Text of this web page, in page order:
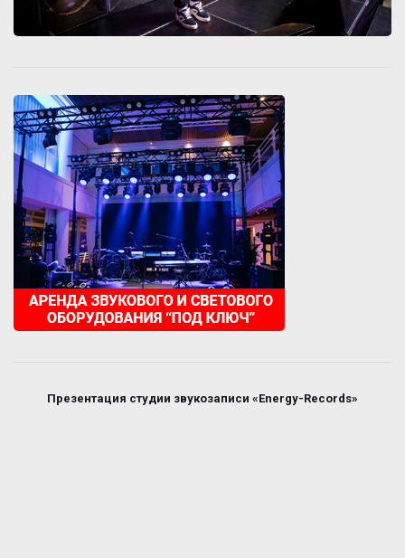
Презентация студии звукозаписи «Energy-Records»